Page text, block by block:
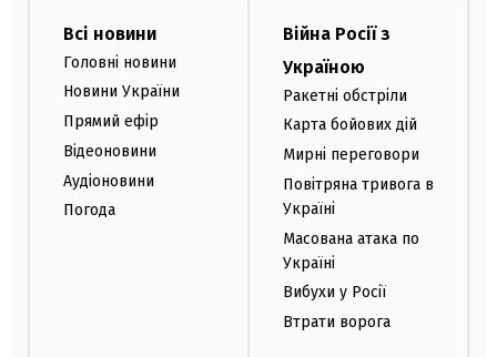
Всі новини
Головні новини
Новини України
Прямий ефір
Відеоновини
Аудіоновини
Погода
Війна Росії з
Україною
Ракетні обстріли
Карта бойових дій
Мирні переговори
Повітряна тривога в
Україні
Масована атака по
Україні
Вибухи у Росії
Втрати ворога